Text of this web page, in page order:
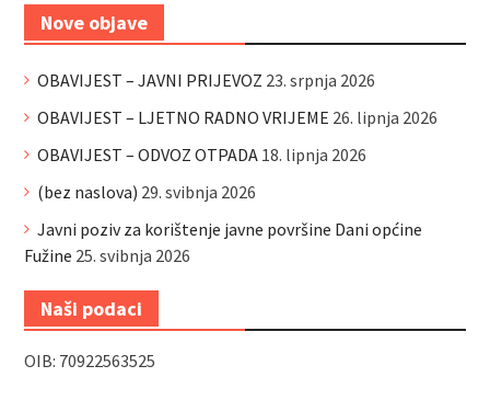
Nove objave
OBAVIJEST – JAVNI PRIJEVOZ 23. srpnja 2026
OBAVIJEST – LJETNO RADNO VRIJEME 26. lipnja 2026
OBAVIJEST – ODVOZ OTPADA 18. lipnja 2026
(bez naslova) 29. svibnja 2026
Javni poziv za korištenje javne površine Dani općine
Fužine 25. svibnja 2026
Naši podaci
OIB: 70922563525